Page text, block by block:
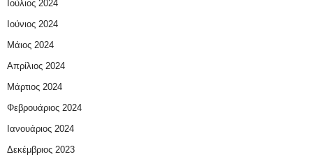
Ιούλιος 2024
Ιούνιος 2024
Μάιος 2024
Απρίλιος 2024
Μάρτιος 2024
Φεβρουάριος 2024
Ιανουάριος 2024
Δεκέμβριος 2023